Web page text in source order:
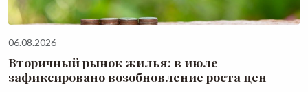
06.08.2026
Вторичный рынок жилья: в июле
зафиксировано возобновление роста цен